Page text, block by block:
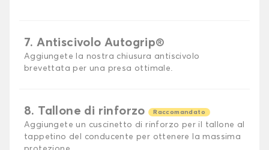
7. Antiscivolo Autogrip®
Aggiungete la nostra chiusura antiscivolo
brevettata per una presa ottimale.
8. Tallone di rinforzo Raccomandato
Aggiungete un cuscinetto di rinforzo per il tallone al
tappetino del conducente per ottenere la massima